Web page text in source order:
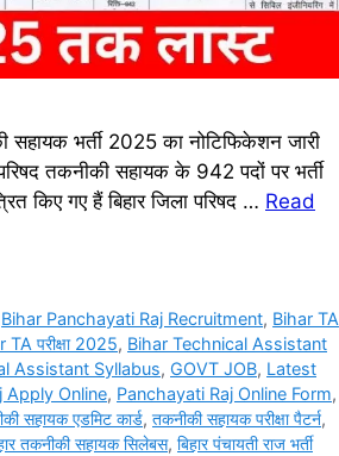
भर्ती 2025 का नोटिफिकेशन जारी
परिषद तकनीकी सहायक के 942 पदों पर भर्ती
किए गए हैं बिहार जिला परिषद … Read
Bihar Panchayati Raj Recruitment, Bihar TA
TA परीक्षा 2025, Bihar Technical Assistant
Assistant Syllabus, GOVT JOB, Latest
Apply Online, Panchayati Raj Online Form,
सहायक एडमिट कार्ड, तकनीकी सहायक परीक्षा पैटर्न,
तकनीकी सहायक सिलेबस, बिहार पंचायती राज भर्ती